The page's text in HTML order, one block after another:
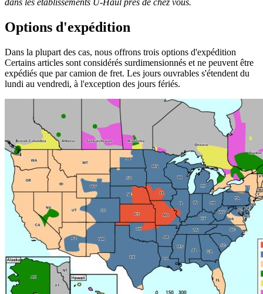
Options d'expédition
Dans la plupart des cas, nous offrons trois options d'expédition
Certains articles sont considérés surdimensionnés et ne peuvent être
expédiés que par camion de fret. Les jours ouvrables s'étendent du
lundi au vendredi, à l'exception des jours fériés.